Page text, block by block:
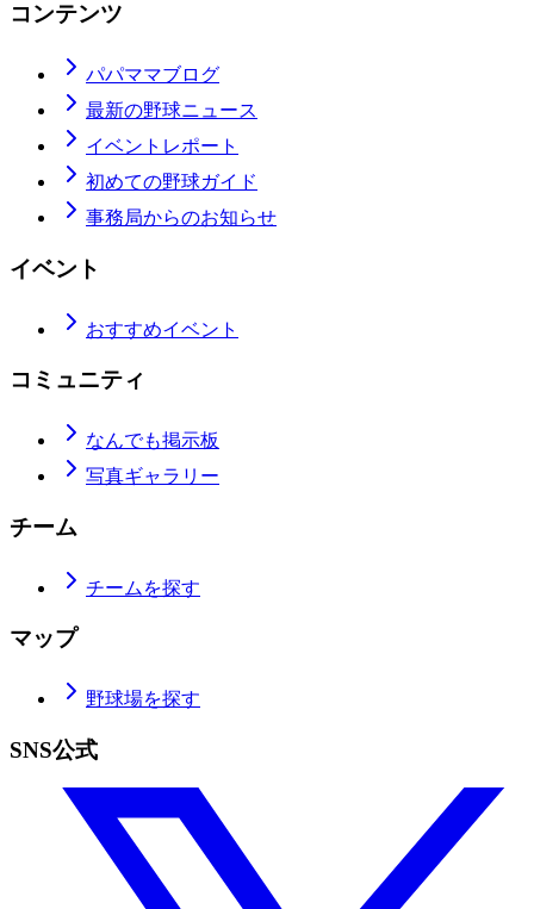
コンテンツ
パパママブログ
最新の野球ニュース
イベントレポート
初めての野球ガイド
事務局からのお知らせ
イベント
おすすめイベント
コミュニティ
なんでも掲示板
写真ギャラリー
チーム
チームを探す
マップ
野球場を探す
SNS公式